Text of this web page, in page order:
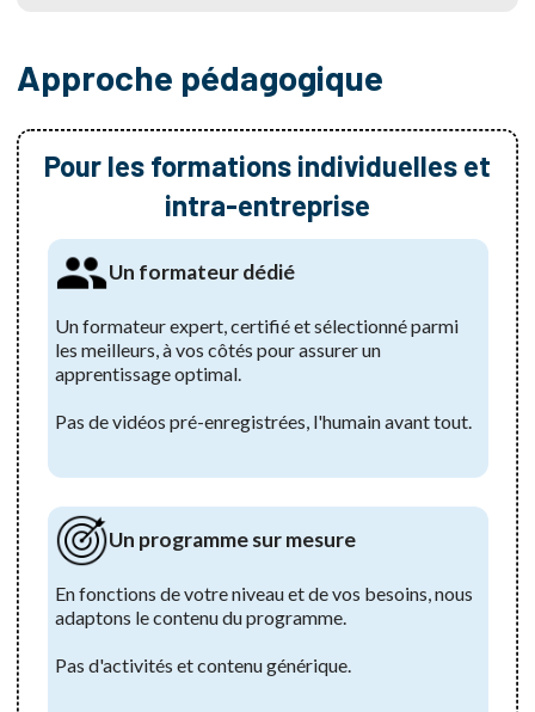
Approche pédagogique
Pour les formations individuelles et
intra-entreprise
Un formateur dédié
Un formateur expert, certifié et sélectionné parmi
les meilleurs, à vos côtés pour assurer un
apprentissage optimal.
Pas de vidéos pré-enregistrées, l'humain avant tout.
Un programme sur mesure
En fonctions de votre niveau et de vos besoins, nous
adaptons le contenu du programme.
Pas d'activités et contenu générique.